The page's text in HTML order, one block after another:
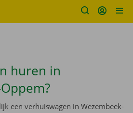
huren in
een verhuiswagen in Wezembeek-